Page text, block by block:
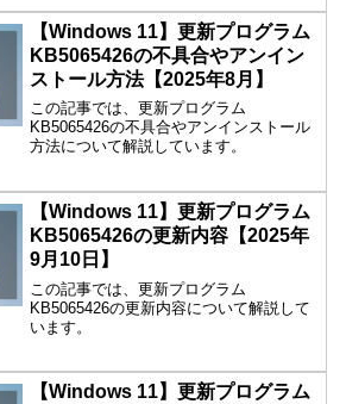
がその存在を発見し、ダウンロードリン
クを公開しています。
【Windows 11】更新プログラム
KB5065426の不具合やアンイン
ストール方法【2025年8月】
この記事では、更新プログラム
KB5065426の不具合やアンインストール
方法について解説しています。
【Windows 11】更新プログラム
KB5065426の更新内容【2025年
9月10日】
この記事では、更新プログラム
KB5065426の更新内容について解説して
います。
【Windows 11】更新プログラム